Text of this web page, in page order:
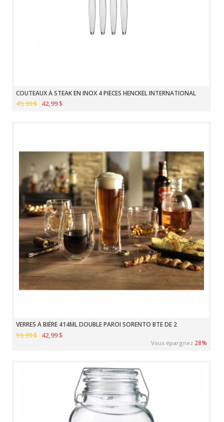
COUTEAUX À STEAK EN INOX 4 PIÈCES HENCKEL INTERNATIONAL
49,99 $ 42,99 $
VERRES À BIÈRE 414ML DOUBLE PAROI SORENTO BTE DE 2
59,99 $ 42,99 $
Vous épargnez 28%